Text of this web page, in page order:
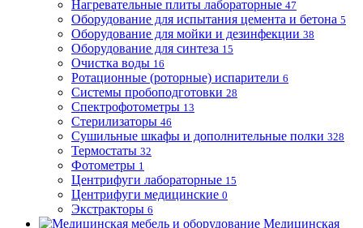
Нагревательные плиты лабораторные 47
Оборудование для испытания цемента и бетона 5
Оборудование для мойки и дезинфекции 38
Оборудование для синтеза 15
Очистка воды 16
Ротационные (роторные) испарители 6
Системы пробоподготовки 28
Спектрофотометры 13
Стерилизаторы 46
Сушильные шкафы и дополнительные полки 328
Термостаты 32
Фотометры 1
Центрифуги лабораторные 15
Центрифуги медицинские 0
Экстракторы 6
Медицинская